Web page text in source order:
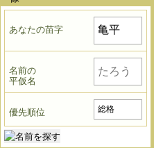
あなたの苗字
名前の
平仮名
優先順位